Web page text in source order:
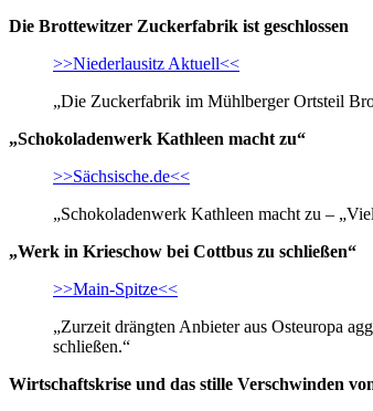
Die Brottewitzer Zuckerfabrik ist geschlossen
>>Niederlausitz Aktuell<<
„Die Zuckerfabrik im Mühlberger Ortsteil
„Schokoladenwerk Kathleen macht zu“
>>Sächsische.de<<
„Schokoladenwerk Kathleen macht zu –
„Werk in Krieschow bei Cottbus zu schließen“
>>Main-Spitze<<
„Zurzeit drängten Anbieter aus Osteuropa
schließen.“
Wirtschaftskrise und das stille Verschwinden